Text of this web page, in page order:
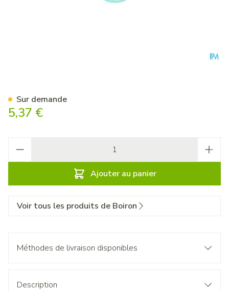
5,37 €
Ajouter au panier
Sur demande
Voir tous les produits de Boiron
Méthodes de livraison disponibles
Description